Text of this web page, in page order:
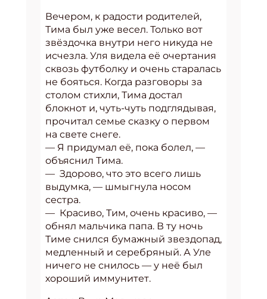
Вечером, к радости родителей,
Тима был уже весел. Только вот
звёздочка внутри него никуда не
исчезла. Уля видела её очертания
сквозь футболку и очень старалась
не бояться. Когда разговоры за
столом стихли, Тима достал
блокнот и, чуть-чуть подглядывая,
прочитал семье сказку о первом
на свете снеге.
— Я придумал её, пока болел, —
объяснил Тима.
— Здорово, что это всего лишь
выдумка, — шмыгнула носом
сестра.
— Красиво, Тим, очень красиво, —
обнял мальчика папа. В ту ночь
Тиме снился бумажный звездопад,
медленный и серебряный. А Уле
ничего не снилось — у неё был
хороший иммунитет.